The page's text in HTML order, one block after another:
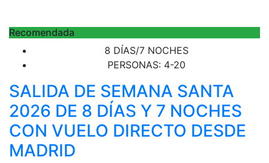
Recomendada
8 DÍAS/7 NOCHES
PERSONAS: 4-20
SALIDA DE SEMANA SANTA
2026 DE 8 DÍAS Y 7 NOCHES
CON VUELO DIRECTO DESDE
MADRID